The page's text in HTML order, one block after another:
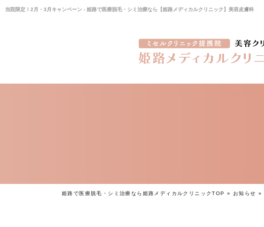
当院限定！2月・3月キャンペーン - 姫路で医療脱毛・シミ治療なら【姫路メディカルクリニック】美容皮膚科
姫路で医療脱毛・シミ治療なら姫路メディカルクリニックTOP » お知らせ »